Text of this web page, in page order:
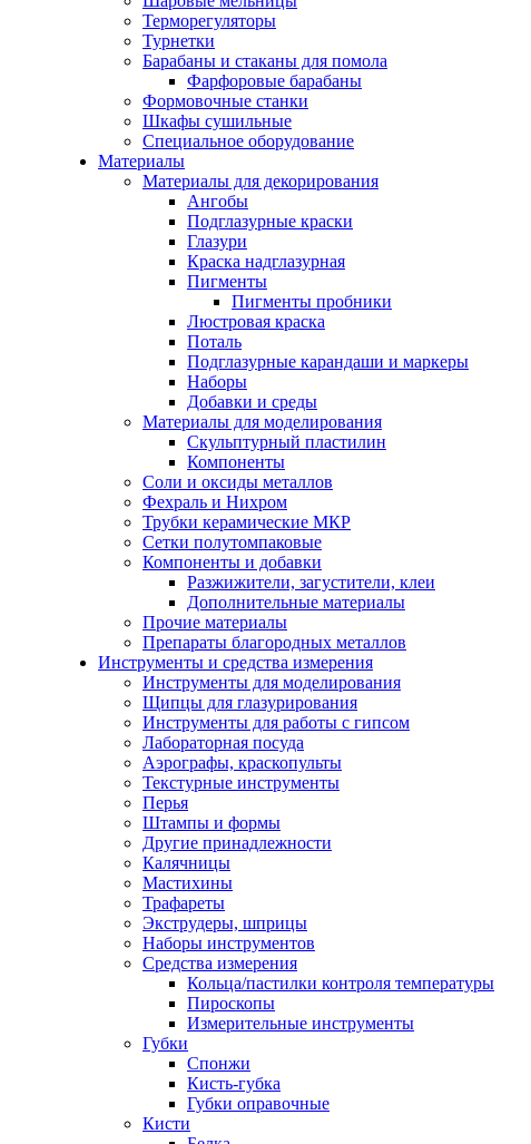
Терморегуляторы
Турнетки
Барабаны и стаканы для помола
Фарфоровые барабаны
Формовочные станки
Шкафы сушильные
Специальное оборудование
Материалы
Материалы для декорирования
Ангобы
Подглазурные краски
Глазури
Краска надглазурная
Пигменты
Пигменты пробники
Люстровая краска
Поталь
Подглазурные карандаши и маркеры
Наборы
Добавки и среды
Материалы для моделирования
Скульптурный пластилин
Компоненты
Соли и оксиды металлов
Фехраль и Нихром
Трубки керамические МКР
Сетки полутомпаковые
Компоненты и добавки
Разжижители, загустители, клеи
Дополнительные материалы
Прочие материалы
Препараты благородных металлов
Инструменты и средства измерения
Инструменты для моделирования
Щипцы для глазурирования
Инструменты для работы с гипсом
Лабораторная посуда
Аэрографы, краскопульты
Текстурные инструменты
Перья
Штампы и формы
Другие принадлежности
Калячницы
Мастихины
Трафареты
Экструдеры, шприцы
Наборы инструментов
Средства измерения
Кольца/пастилки контроля температуры
Пироскопы
Измерительные инструменты
Губки
Спонжи
Кисть-губка
Губки оправочные
Кисти